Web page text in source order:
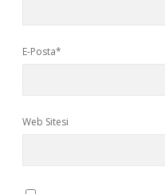
E-Posta*
Web Sitesi